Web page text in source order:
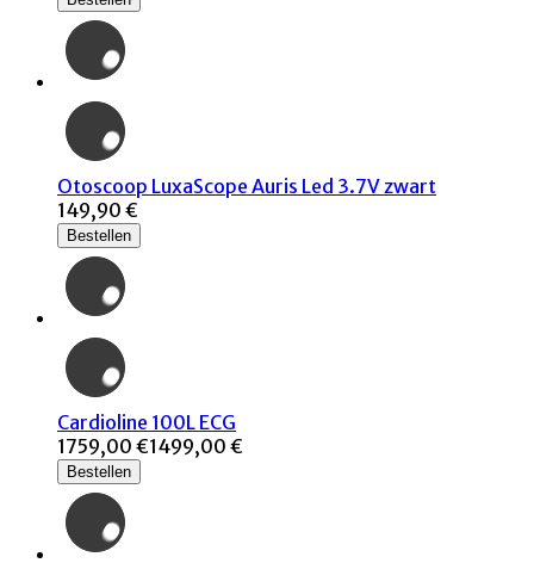
Otoscoop LuxaScope Auris Led 3.7V zwart
149,90 €
Bestellen
Cardioline 100L ECG
1759,00 €1499,00 €
Bestellen